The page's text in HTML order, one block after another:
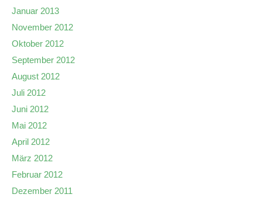
Januar 2013
November 2012
Oktober 2012
September 2012
August 2012
Juli 2012
Juni 2012
Mai 2012
April 2012
März 2012
Februar 2012
Dezember 2011